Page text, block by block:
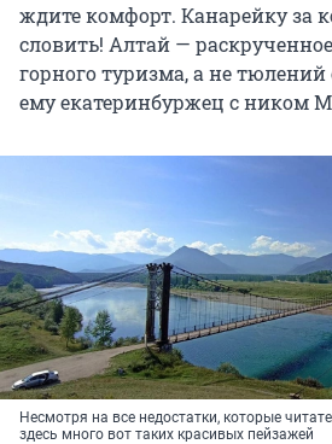
ждите комфорт. Канарейку за
словить! Алтай —
горного туризма, а не
ему екатеринбуржец с ником
Несмотря на все недостатки, которые
здесь много вот таких красивых пейзажей